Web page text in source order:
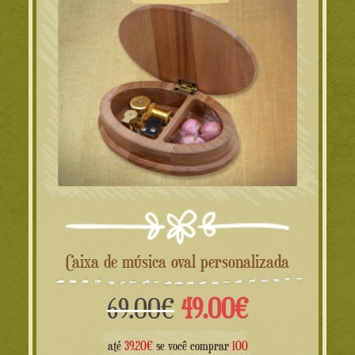
Caixa de música oval personalizada
69.00€ O
preço
49.00€O
preço
até 39.20€se você comprar 100